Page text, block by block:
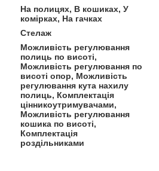
На полицях, В кошиках, У
комірках, На гачках
Стелаж
Можливість регулювання
полиць по висоті,
Можливість регулювання по
висоті опор, Можливість
регулювання кута нахилу
полиць, Комплектація
цінникоутримувачами,
Можливість регулювання
кошика по висоті,
Комплектація
роздільниками